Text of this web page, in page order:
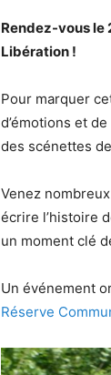
Rendez-vous le
Libération !
Pour marquer
d’émotions et
des scénettes
Venez
écrire l’histoire
un moment clé
Un événement
Réserve